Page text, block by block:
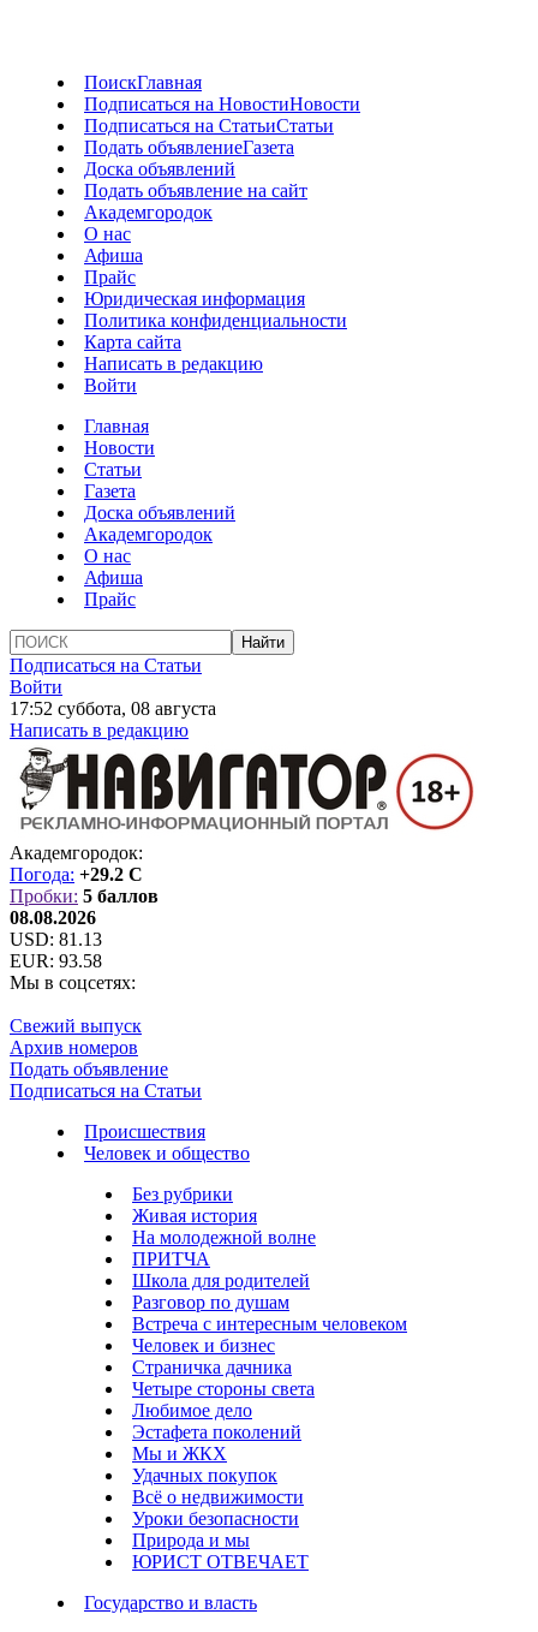
ПоискГлавная
Подписаться на НовостиНовости
Подписаться на СтатьиСтатьи
Подать объявлениеГазета
Доска объявлений
Подать объявление на сайт
Академгородок
О нас
Афиша
Прайс
Юридическая информация
Политика конфиденциальности
Карта сайта
Написать в редакцию
Войти
Главная
Новости
Статьи
Газета
Доска объявлений
Академгородок
О нас
Афиша
Прайс
Подписаться на Статьи
Войти
17:52 суббота, 08 августа
Написать в редакцию
Академгородок:
Погода: +29.2 C
Пробки: 5 баллов
08.08.2026
USD: 81.13
EUR: 93.58
Мы в соцсетях:
Свежий выпуск
Архив номеров
Подать объявление
Подписаться на Статьи
Происшествия
Человек и общество
Без рубрики
Живая история
На молодежной волне
ПРИТЧА
Школа для родителей
Разговор по душам
Встреча с интересным человеком
Человек и бизнес
Страничка дачника
Четыре стороны света
Любимое дело
Эстафета поколений
Мы и ЖКХ
Удачных покупок
Всё о недвижимости
Уроки безопасности
Природа и мы
ЮРИСТ ОТВЕЧАЕТ
Государство и власть